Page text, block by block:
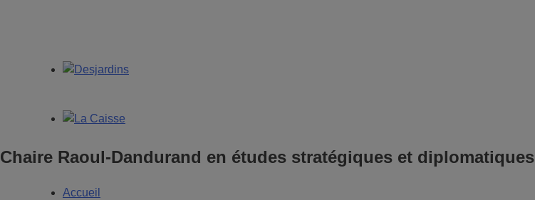
Chaire Raoul-Dandurand en études stratégiques et diplomatiques
Accueil